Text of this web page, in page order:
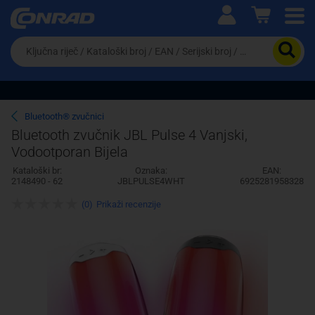
Ova postavka prilagođava asortiman proizvoda i
cijene vašim potrebama.
Pravno lice
Da
biste
potražili
proizvod,
unesite
ključnu
riječ,
kataloški
broj,
EAN
ili
Bluetooth® zvučnici
Bluetooth zvučnik JBL Pulse 4 Vanjski,
Vodootporan Bijela
Kataloški br:
2148490 - 62
Oznaka:
JBLPULSE4WHT
EAN:
6925281958328
(0) Prikaži recenzije